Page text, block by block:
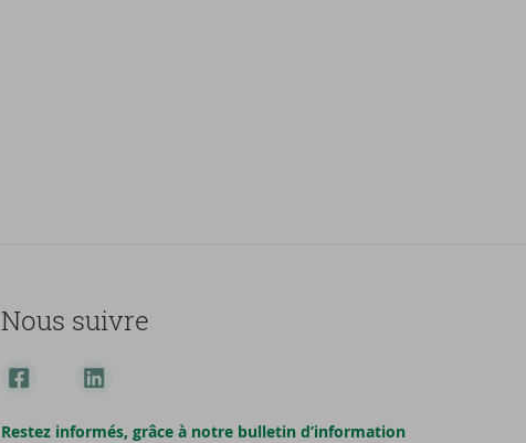
Nous suivre
Restez informés, grâce à notre bulletin d’information